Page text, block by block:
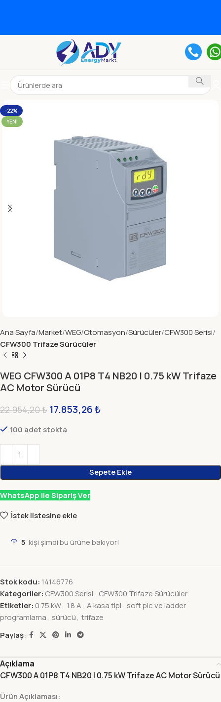
-22%
YENI
Ana Sayfa Market WEG Otomasyon Sürücüler CFW300 Serisi
CFW300 Trifaze Sürücüler
WEG CFW300 A 01P8 T4 NB20 | 0.75 kW Trifaze
AC Motor Sürücü
22.954,20₺ 17.853,26₺
100 adet stokta
Sepete Ekle
WhatsApp ile Sipariş Ver
İstek listesine ekle
5 kişi şimdi bu ürüne bakıyor!
Stok kodu: 14146776
Kategoriler: CFW300 Serisi, CFW300 Trifaze Sürücüler
Etiketler: 0.75 kW, 1.8 A, A kasa tipi, soft plc ve ladder
programlama, sürücü, trifaze
Paylaş:
Açıklama
CFW300 A 01P8 T4 NB20 | 0.75 kW Trifaze AC Motor Sürücü
Ürün Açıklaması: